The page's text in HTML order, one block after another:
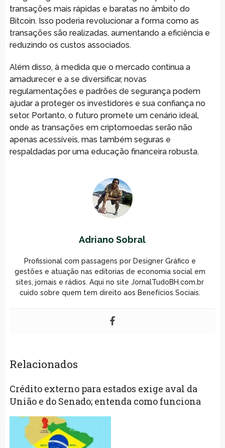
transações mais rápidas e baratas no âmbito do
Bitcoin. Isso poderia revolucionar a forma como as
transações são realizadas, aumentando a eficiência e
reduzindo os custos associados.
Além disso, à medida que o mercado continua a
amadurecer e a se diversificar, novas
regulamentações e padrões de segurança podem
ajudar a proteger os investidores e sua confiança no
setor. Portanto, o futuro promete um cenário ideal,
onde as transações em criptomoedas serão não
apenas acessíveis, mas também seguras e
respaldadas por uma educação financeira robusta.
Adriano Sobral
Profissional com passagens por Designer Gráfico e
gestões e atuação nas editorias de economia social em
sites, jornais e rádios. Aqui no site JornalTudoBH.com.br
cuido sobre quem tem direito aos Benefícios Sociais.
Relacionados
Crédito externo para estados exige aval da
União e do Senado; entenda como funciona